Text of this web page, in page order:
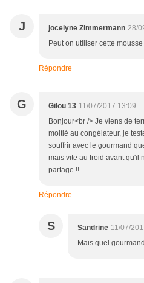
J jocelyne Zimmermann 28/
Peut on utiliser cette
Répondre
G Gilou 13 11/07/2017 13:09
Bonjour<br /> Je viens de
moitié au congélateur, je
souffrir avec le gourmand
mais vite au froid avant qu'il
partage !!
Répondre
S Sandrine 11/07/
Mais quel